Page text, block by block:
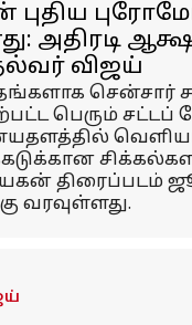
அதிரடி
விஜய்
சென்சார்
பெரும்
திரைப்படம்
வரவுள்ளது.